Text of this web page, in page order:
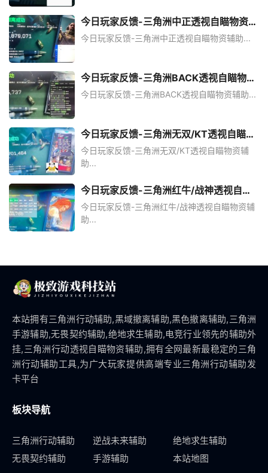
今日玩家反馈-三角洲中正透视自瞄物资辅
助
今日玩家反馈-三角洲中正透视自瞄物资辅助...
今日玩家反馈-三角洲BACK透视自瞄物资
辅助
今日玩家反馈-三角洲BACK透视自瞄物资辅助...
今日玩家反馈-三角洲无双/KT透视自瞄物
资辅助
今日玩家反馈-三角洲无双/KT透视自瞄物资辅
助...
今日玩家反馈-三角洲红牛/战神透视自瞄
物资辅助
今日玩家反馈-三角洲红牛/战神透视自瞄物资辅
助...
本站拥有三角洲行动辅助,黑域撤离辅助,黑色撤离辅助,三角洲
手游辅助,无畏契约辅助,绝地求生辅助,电竞行业领先的辅助外
挂,三角洲行动透视自瞄物资辅助,拥有全网最新最稳定的三角
洲行动辅助工具,为广大玩家提供高端专业三角洲行动辅助发
卡平台
板块导航
三角洲行动辅助 逆战未来辅助
绝地求生辅助
无畏契约辅助
手游辅助 本站地图